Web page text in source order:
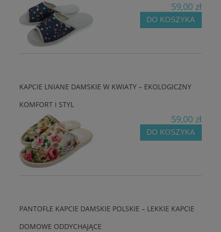
59,00 zł
DO KOSZYKA
KAPCIE LNIANE DAMSKIE W KWIATY – EKOLOGICZNY
KOMFORT I STYL
59,00 zł
DO KOSZYKA
PANTOFLE KAPCIE DAMSKIE POLSKIE – LEKKIE KAPCIE
DOMOWE ODDYCHAJĄCE